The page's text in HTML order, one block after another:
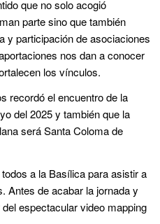
que no solo acogió
parte sino que también
y participación de asociaciones
nos dan a conocer
los vínculos.
recordó el encuentro de la
del 2025 y también que la
será Santa Coloma de
a la Basílica para asistir a
Antes de acabar la jornada y
espectacular video mapping